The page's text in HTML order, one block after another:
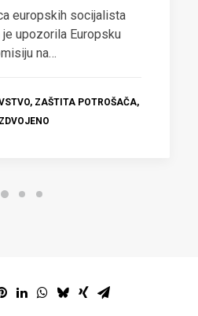
europskih socijalista
je upozorila Europsku
na…
, ZAŠTITA POTROŠAČA,
IZDVOJENO